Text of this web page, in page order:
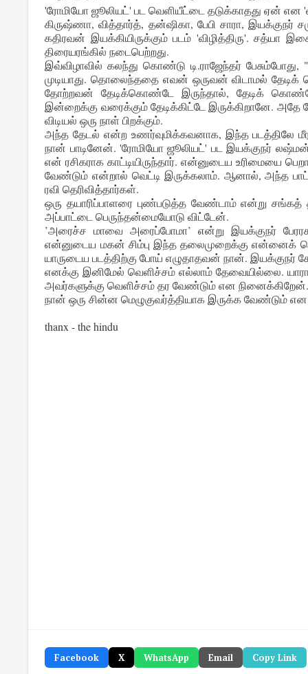
'ரோமியோ ஜூலியட்' பட வெளியீட்டை தடுக்காதது ஏன் என
கிருஷ்ணா, வித்தார்த், தன்ஷிகா, பேபி சாரா, இயக்குநர்
கதிரவன் இயக்கியிருக்கும் படம் 'விழித்திரு'.
திரையரங்கில் நடைபெற்றது.
இவ்விழாவில் கலந்து கொண்டு டி.ராஜேந்தர்
முடியாது. தொலைந்ததை எவன் ஒருவன் விடாமல்
தோற்றவன் தேடிக்கொண்டே இருந்தால், தேடிக்
இன்றைக்கு வரைக்கும் தேடிக்கிட்டே இருக்கிறானே.
விடியல் ஒரு நாள் பிறக்கும்.
அந்த தேடல் என்ற உணர்வுமிக்கவனாக, இந்த படத்திலே
நான் பாடினேன். 'ரோமியோ ஜூலியட்' பட இயக்குநர்
என் ரசிகராக காட்டியிருந்தார். என்னுடைய உரிமையை
வேண்டும் என்றால் வெட்டி இருக்கலாம். ஆனால், அந்த
ரவி தெரிவித்தார்கள்.
ஒரு தயாரிப்பாளரை புண்படுத்த வேண்டாம் என்று சங்கத்
அப்பாட்டை பெருந்தன்மையோடு விட்டேன்.
’அரைச்ச மாவை அரைப்போமா’ என்று இயக்குநர்
என்னுடைய மகன் சிம்பு இந்த தலைமுறைக்கு என்னைக்
யாருடைய படத்திற்கு போய் எழுதாதவன் நான். இயக்குநர்
எனக்கு இனிமேல் வெளிச்சம் எல்லாம் தேவையில்லை.
அவர்களுக்கு வெளிச்சம் தர வேண்டும் என
நான் ஒரு சின்ன மெழுகுவர்த்தியாக இருக்க வேண்டும்
thanx - the hindu
Facebook X WhatsApp Email Copy Link